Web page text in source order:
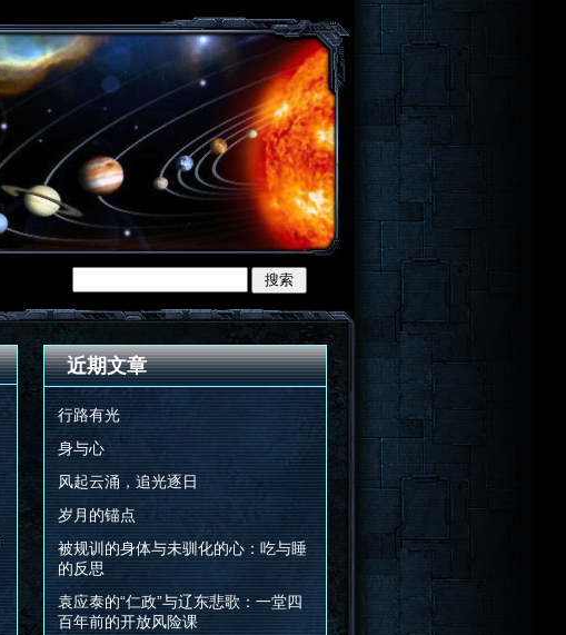
近期文章
行路有光
身与心
风起云涌，追光逐日
岁月的锚点
被规训的身体与未驯化的心：吃与睡
的反思
袁应泰的“仁政”与辽东悲歌：一堂四
百年前的开放风险课